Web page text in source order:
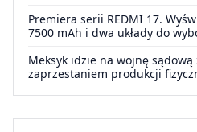
Premiera serii REDMI 17.
7500 mAh i dwa układy do
Meksyk idzie na wojnę sądową
zaprzestaniem produkcji